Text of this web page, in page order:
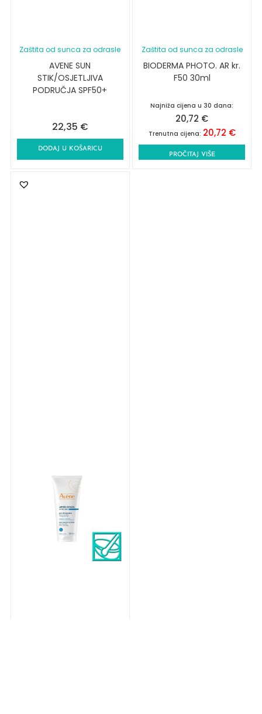
Zaštita od sunca za odrasle
AVENE SUN
STIK/OSJETLJIVA
PODRUČJA SPF50+
22,35 €
DODAJ U KOŠARICU
Zaštita od sunca za odrasle
BIODERMA PHOTO. AR kr.
F50 30ml
Najniža cijena u 30 dana:
20,72 €
Trenutna cijena: 20,72 €
PROČITAJ VIŠE